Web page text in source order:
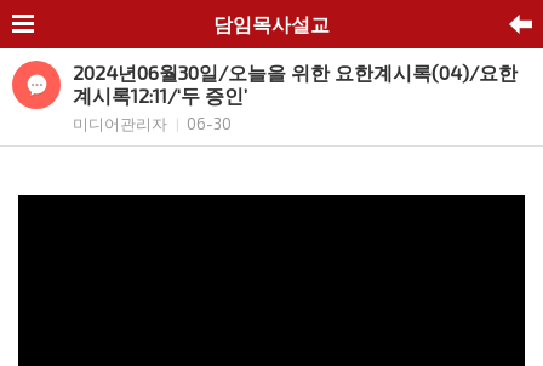
담임목사설교
2024년06월30일/오늘을 위한 요한계시록(04)/요한
계시록12:11/‘두 증인’
미디어관리자 06-30